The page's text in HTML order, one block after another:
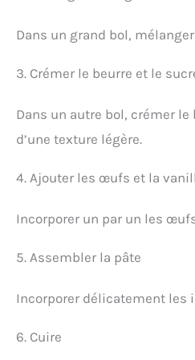
Dans un grand bol,
3. Crémer le beurre et le
Dans un autre bol, crémer
d’une texture légère.
4. Ajouter les œufs et la
Incorporer un par un les
5. Assembler la pâte
Incorporer délicatement les
6. Cuire